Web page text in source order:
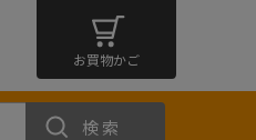
お買物かご
検索